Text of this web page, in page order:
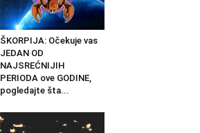
ŠKORPIJA: Očekuje vas
JEDAN OD
NAJSREĆNIJIH
PERIODA ove GODINE,
pogledajte šta...